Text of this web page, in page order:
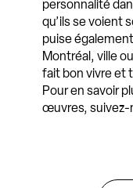
personnalité
qu’ils se voient
puise
Montréal, ville
fait bon vivre et
Pour en savoir
œuvres, suivez-